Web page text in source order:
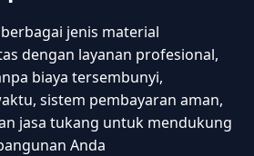
jenis material
dengan layanan profesional,
biaya tersembunyi,
sistem pembayaran aman,
jasa tukang untuk mendukung
Anda